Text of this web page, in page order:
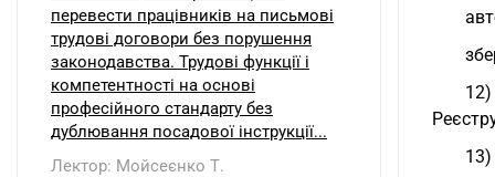
13)
б) нерезидентом?
перевести працівників на письмові
трудові договори без порушення
законодавства. Трудові функції і
компетентності на основі
професійного стандарту без
дублювання посадової інструкції...
Лектор: Мойсеєнко Т.